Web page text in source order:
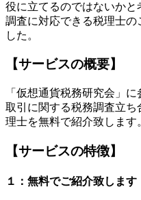
役に立てるのではないか
調査に対応できる税理士の
した。
【サービスの概要】
「仮想通貨税務研究会」
取引に関する税務調査立
理士を無料で紹介致します
【サービスの特徴】
１：無料でご紹介致します